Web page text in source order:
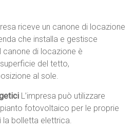
riceve un canone di locazione
che installa e gestisce
canone di locazione è
del tetto,
al sole.
L’impresa può utilizzare
fotovoltaico per le proprie
la bolletta elettrica.